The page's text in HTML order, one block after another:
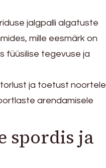
jalgpalli algatuste
mille eesmärk on
füüsilise tegevuse ja
ja toetust noortele
arendamisele
spordis ja